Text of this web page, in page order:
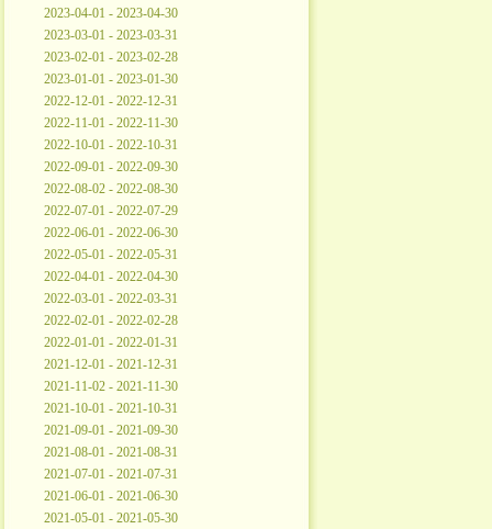
2023-04-01 - 2023-04-30
2023-03-01 - 2023-03-31
2023-02-01 - 2023-02-28
2023-01-01 - 2023-01-30
2022-12-01 - 2022-12-31
2022-11-01 - 2022-11-30
2022-10-01 - 2022-10-31
2022-09-01 - 2022-09-30
2022-08-02 - 2022-08-30
2022-07-01 - 2022-07-29
2022-06-01 - 2022-06-30
2022-05-01 - 2022-05-31
2022-04-01 - 2022-04-30
2022-03-01 - 2022-03-31
2022-02-01 - 2022-02-28
2022-01-01 - 2022-01-31
2021-12-01 - 2021-12-31
2021-11-02 - 2021-11-30
2021-10-01 - 2021-10-31
2021-09-01 - 2021-09-30
2021-08-01 - 2021-08-31
2021-07-01 - 2021-07-31
2021-06-01 - 2021-06-30
2021-05-01 - 2021-05-30